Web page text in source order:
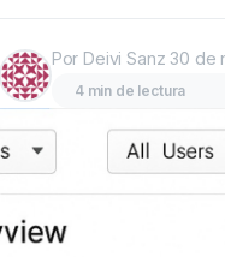
Por Deivi Sanz 30 de
4 min de lectura